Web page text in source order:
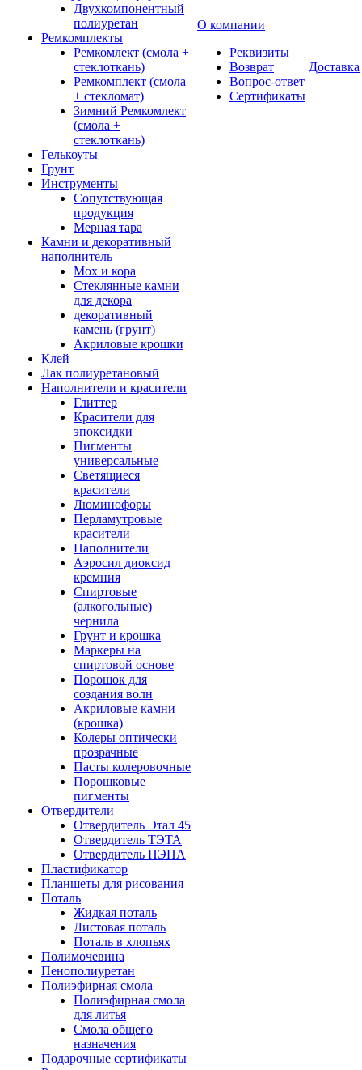
Двухкомпонентный
полиуретан
Ремкомплекты
Ремкомлект (смола +
стеклоткань)
Ремкомплект (смола
+ стекломат)
Зимний Ремкомлект
(смола +
стеклоткань)
Гелькоуты
Грунт
Инструменты
Сопутствующая
продукция
Мерная тара
Камни и декоративный
наполнитель
Мох и кора
Стеклянные камни
для декора
декоративный
камень (грунт)
Акриловые крошки
Клей
Лак полиуретановый
Наполнители и красители
Глиттер
Красители для
эпоксидки
Пигменты
универсальные
Светящиеся
красители
Люминофоры
Перламутровые
красители
Наполнители
Аэросил диоксид
кремния
Спиртовые
(алкогольные)
чернила
Грунт и крошка
Маркеры на
спиртовой основе
Порошок для
создания волн
Акриловые камни
(крошка)
Колеры оптически
прозрачные
Пасты колеровочные
Порошковые
пигменты
Отвердители
Отвердитель Этал 45
Отвердитель ТЭТА
Отвердитель ПЭПА
Пластификатор
Планшеты для рисования
Поталь
Жидкая поталь
Листовая поталь
Поталь в хлопьях
Полимочевина
Пенополиуретан
Полиэфирная смола
Полиэфирная смола
для литья
Смола общего
назначения
Подарочные сертификаты
О компании
Реквизиты
Возврат
Вопрос-ответ
Сертификаты
Доставка